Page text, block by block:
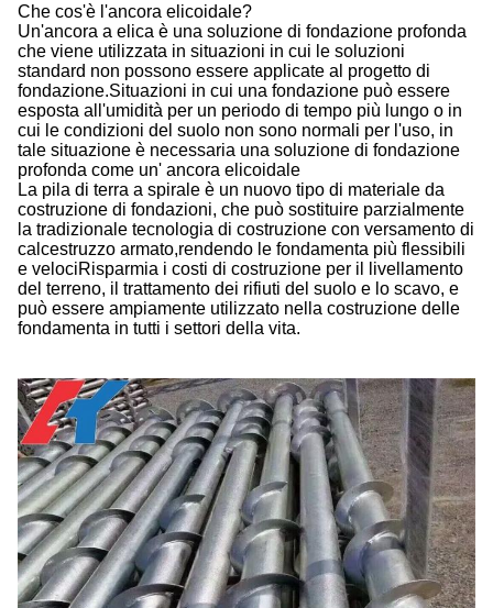
Che cos'è l'ancora elicoidale?
Un'ancora a elica è una soluzione di fondazione profonda
che viene utilizzata in situazioni in cui le soluzioni
standard non possono essere applicate al progetto di
fondazione.Situazioni in cui una fondazione può essere
esposta all'umidità per un periodo di tempo più lungo o in
cui le condizioni del suolo non sono normali per l'uso, in
tale situazione è necessaria una soluzione di fondazione
profonda come un' ancora elicoidale
La pila di terra a spirale è un nuovo tipo di materiale da
costruzione di fondazioni, che può sostituire parzialmente
la tradizionale tecnologia di costruzione con versamento di
calcestruzzo armato,rendendo le fondamenta più flessibili
e velociRisparmia i costi di costruzione per il livellamento
del terreno, il trattamento dei rifiuti del suolo e lo scavo, e
può essere ampiamente utilizzato nella costruzione delle
fondamenta in tutti i settori della vita.